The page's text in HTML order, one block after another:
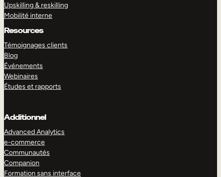
Upskilling & reskilling
Mobilité interne
Resources
Témoignages clients
Blog
Événements
Webinaires
Études et rapports
Additionnel
Advanced Analytics
e-commerce
Communautés
Companion
Formation sans interface